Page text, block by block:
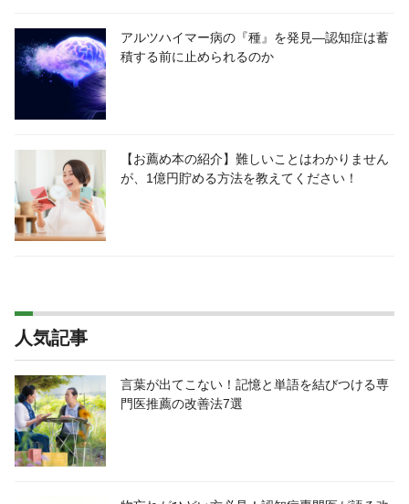
アルツハイマー病の『種』を発見―認知症は蓄
積する前に止められるのか
【お薦め本の紹介】難しいことはわかりません
が、1億円貯める方法を教えてください！
人気記事
言葉が出てこない！記憶と単語を結びつける専
門医推薦の改善法7選